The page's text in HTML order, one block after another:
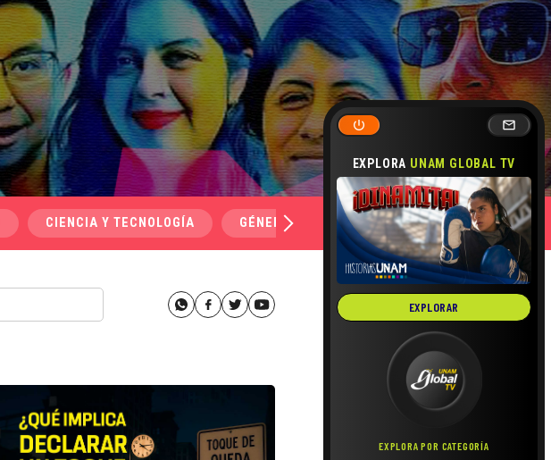
EXPLORA UNAM GLOBAL TV
EXPLORAR
EXPLORA POR CATEGORÍA
CIENCIA Y TECNOLOGÍA GÉNERO Y SEXUALIDAD SALUD